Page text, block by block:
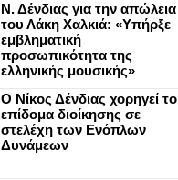
Ν. Δένδιας για την απώλεια
του Λάκη Χαλκιά: «Υπήρξε
εμβληματική
προσωπικότητα της
ελληνικής μουσικής»
Ο Νίκος Δένδιας χορηγεί το
επίδομα διοίκησης σε
στελέχη των Ενόπλων
Δυνάμεων